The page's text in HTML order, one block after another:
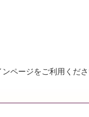
ページをご利用くださ